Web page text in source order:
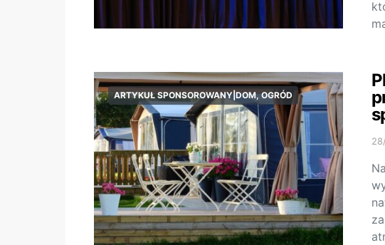
ARTYKUŁ SPONSOROWANY|DOM, OGRÓD